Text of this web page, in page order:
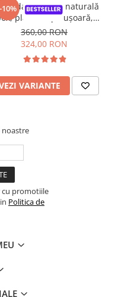
-10%damă, piele naturală
plasă, talpă ușoară,
crampoane mari, negru
360,00 RON
324,00 RON
VARIANTE
cu promotiile
Politica de